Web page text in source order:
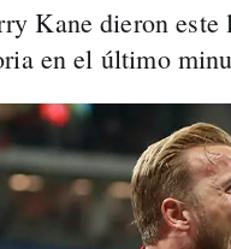
Kane dieron este
en el último